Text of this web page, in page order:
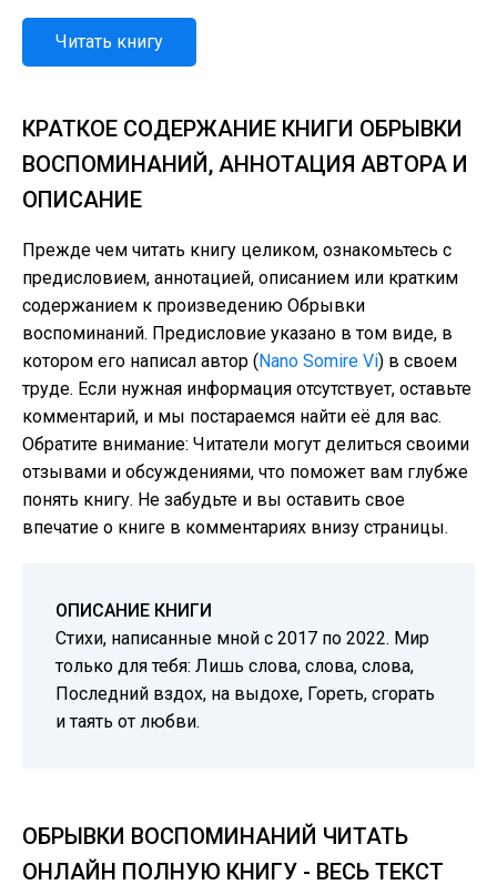
Читать книгу
КРАТКОЕ СОДЕРЖАНИЕ КНИГИ ОБРЫВКИ
ВОСПОМИНАНИЙ, АННОТАЦИЯ АВТОРА И
ОПИСАНИЕ
Прежде чем читать книгу целиком, ознакомьтесь с
предисловием, аннотацией, описанием или кратким
содержанием к произведению Обрывки
воспоминаний. Предисловие указано в том виде, в
котором его написал автор (Nano Somire Vi) в своем
труде. Если нужная информация отсутствует, оставьте
комментарий, и мы постараемся найти её для вас.
Обратите внимание: Читатели могут делиться своими
отзывами и обсуждениями, что поможет вам глубже
понять книгу. Не забудьте и вы оставить свое
впечатие о книге в комментариях внизу страницы.
ОПИСАНИЕ КНИГИ
Стихи, написанные мной с 2017 по 2022. Мир
только для тебя: Лишь слова, слова, слова,
Последний вздох, на выдохе, Гореть, сгорать
и таять от любви.
ОБРЫВКИ ВОСПОМИНАНИЙ ЧИТАТЬ
ОНЛАЙН ПОЛНУЮ КНИГУ - ВЕСЬ ТЕКСТ